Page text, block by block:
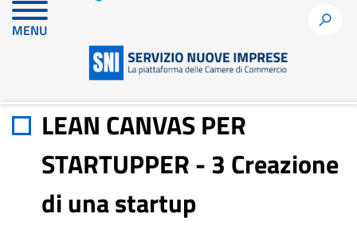
MENU
h
Home
LEAN CANVAS PER STARTUPPER - 3 Creazione di una startup
LEAN CANVAS PER
STARTUPPER - 3 Creazione
di una startup